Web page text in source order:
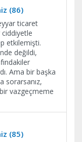
(86)
ticaret
ciddiyetle
etkilemişti.
değildi,
Ama bir başka
sorarsanız,
bir vazgeçmeme
(85)